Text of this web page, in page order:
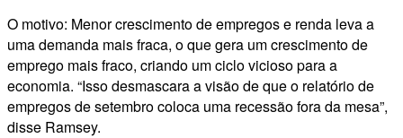
O motivo: Menor crescimento de empregos e renda leva a
uma demanda mais fraca, o que gera um crescimento de
emprego mais fraco, criando um ciclo vicioso para a
economia. “Isso desmascara a visão de que o relatório de
empregos de setembro coloca uma recessão fora da mesa”,
disse Ramsey.